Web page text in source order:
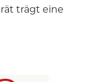
trägt eine